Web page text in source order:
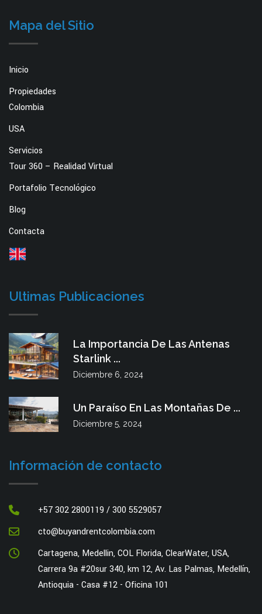
Mapa del Sitio
Inicio
Propiedades
Colombia
USA
Servicios
Tour 360 – Realidad Virtual
Portafolio Tecnológico
Blog
Contacta
Ultimas Publicaciones
La Importancia De Las Antenas
Starlink ...
Diciembre 6, 2024
Un Paraíso En Las Montañas De ...
Diciembre 5, 2024
Información de contacto
+57 302 2800119 / 300 5529057
cto@buyandrentcolombia.com
Cartagena, Medellin, COL Florida, ClearWater, USA,
Carrera 9a #20sur 340, km 12, Av. Las Palmas, Medellín,
Antioquia - Casa #12 - Oficina 101